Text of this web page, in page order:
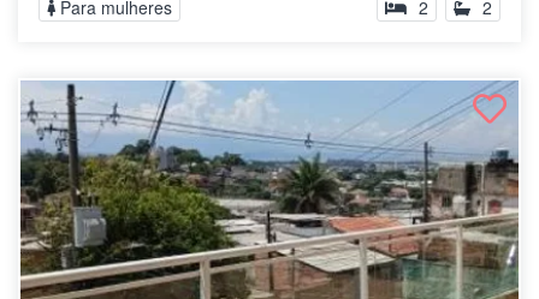
Para mulheres 2 2